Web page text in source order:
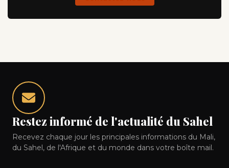
Restez informé de l'actualité du Sahel
Recevez chaque jour les principales informations du Mali,
du Sahel, de l'Afrique et du monde dans votre boîte mail.